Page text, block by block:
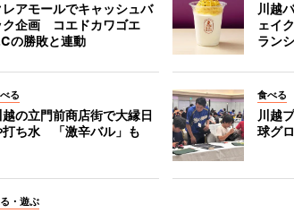
レアモールでキャッシュバ
ク企画 コエドカワゴエ
の勝敗と連動
川越
ェイ
ラン
る
越の立門前商店街で大縁日
打ち水 「激辛バル」も
食べる
川越
球グ
・遊ぶ